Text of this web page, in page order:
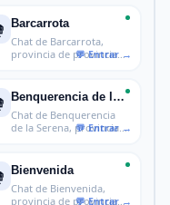
Barcarrota
Chat de Barcarrota,
provincia de provincia
Benquerencia de la Serena
Chat de Benquerencia
de la Serena, provincia
Bienvenida
Chat de Bienvenida,
provincia de provincia